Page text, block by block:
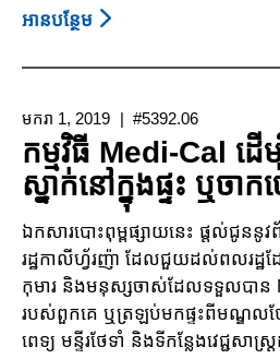
ខ្ញុំ
ការ
ទេ?
អាន​បន្ថែម About
ថែទាំ
មាន
ការ
ចាត់ចែង
របស់
Medi-
Cal
៖
បណ្តឹង
តវ៉ា
មករា 1, 2019 #5392.06
កម្មវិធី Medi-Cal ដើ
ស្នាក់នៅក្នុងផ្ទះ ឬចាក
ឯកសារ​បោះ​ពុម្ពផ្សាយ​នេះ​ ផ្ដល់​ជូននូ
រដ្ឋ​កាលីហ្វ័រញ៉ា​​ ដែល​ជួ​យ​​​ដល់​ពលរដ្ឋ​ដ
កុមារ និង​មនុស្ស​ចាស់​ដែល​ទទួល​បាន​
របស់ពួកគេ​ ឬ​ត្រឡប់​មកផ្ទះ​ពីមណ្ឌល​ថែ
ពេ​ទ្យ​​​ មន្ទីរថែទាំ និង​ទីកន្លែង​វេជ្ជសាស្